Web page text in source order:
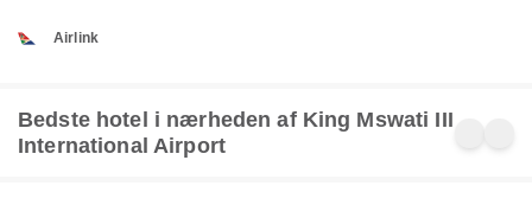
Airlink
Bedste hotel i nærheden af King Mswati III
International Airport